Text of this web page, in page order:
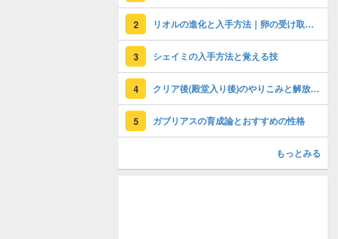
2 リオルの進化と入手方法｜卵の受け取り方
3 シェイミの入手方法と覚える技
4 クリア後(殿堂入り後)のやりこみと解放要素
5 ガブリアスの育成論とおすすめの性格
もっとみる